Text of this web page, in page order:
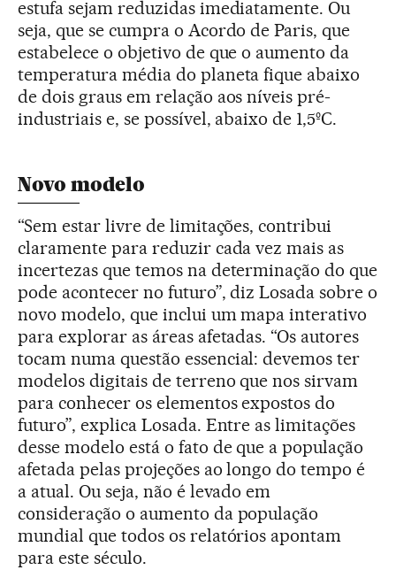
estufa sejam reduzidas imediatamente. Ou
seja, que se cumpra o Acordo de Paris, que
estabelece o objetivo de que o aumento da
temperatura média do planeta fique abaixo
de dois graus em relação aos níveis pré-
industriais e, se possível, abaixo de 1,5ºC.
Novo modelo
“Sem estar livre de limitações, contribui
claramente para reduzir cada vez mais as
incertezas que temos na determinação do que
pode acontecer no futuro”, diz Losada sobre o
novo modelo, que inclui um mapa interativo
para explorar as áreas afetadas. “Os autores
tocam numa questão essencial: devemos ter
modelos digitais de terreno que nos sirvam
para conhecer os elementos expostos do
futuro”, explica Losada. Entre as limitações
desse modelo está o fato de que a população
afetada pelas projeções ao longo do tempo é
a atual. Ou seja, não é levado em
consideração o aumento da população
mundial que todos os relatórios apontam
para este século.